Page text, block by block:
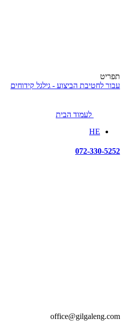
תפריט
עבור לחטיבת הביצוע - גילגל קידוחים
לעמוד הבית
HE
072-330-5252
office@gilgaleng.com